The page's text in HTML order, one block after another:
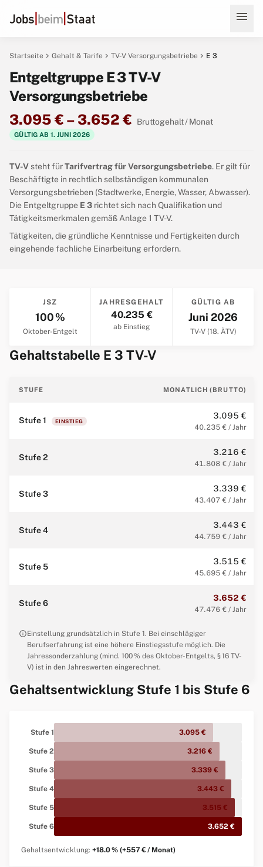
menu
Startseite chevron_right Gehalt & Tarife chevron_right TV-V Versorgungsbetriebe chevron_right E 3
Entgeltgruppe E 3 TV-V
Versorgungsbetriebe
3.095 € – 3.652 €
Bruttogehalt / Monat
GÜLTIG AB 1. JUNI 2026
TV-Vsteht fürTarifvertrag für Versorgungsbetriebe. Er gilt für
Beschäftigte in rechtlich selbständigen kommunalen
Versorgungsbetrieben (Stadtwerke, Energie, Wasser, Abwasser).
Die Entgeltgruppe E 3 richtet sich nach Qualifikation und
Tätigkeitsmerkmalen gemäß Anlage 1 TV-V.
Tätigkeiten, die gründliche Kenntnisse und Fertigkeiten durch
eingehende fachliche Einarbeitung erfordern.
JSZ
100 %
Oktober-Entgelt
JAHRESGEHALT
40.235 €
ab Einstieg
GÜLTIG AB
Juni 2026
TV-V (18. ÄTV)
Gehaltstabelle E 3 TV-V
STUFE MONATLICH (BRUTTO)
Stufe 1 EINSTIEG
3.095 €
40.235 € / Jahr
Stufe 2
3.216 €
41.808 € / Jahr
Stufe 3
3.339 €
43.407 € / Jahr
Stufe 4
3.443 €
44.759 € / Jahr
Stufe 5
3.515 €
45.695 € / Jahr
Stufe 6
3.652 €
47.476 € / Jahr
infoEinstellung grundsätzlich in Stufe 1. Bei einschlägiger
Berufserfahrung ist eine höhere Einstiegsstufe möglich. Die
Jahressonderzahlung (mind. 100 % des Oktober-Entgelts, § 16 TV-
V) ist in den Jahreswerten eingerechnet.
Gehaltsentwicklung Stufe 1 bis Stufe 6
Stufe 1 3.095 €
Stufe 2 3.216 €
Stufe 3 3.339 €
Stufe 4 3.443 €
Stufe 5 3.515 €
Stufe 6 3.652 €
Gehaltsentwicklung: +18.0 % (+557 € / Monat)